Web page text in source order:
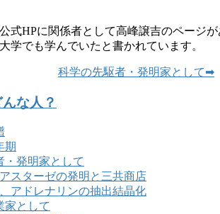
式HPに関係者として高峰譲吉のページ
学でも学んでいたと書かれています。
科学の先駆者・発明家として➡
な人？
期
・発明家として
スターゼの発明と三共商店
アドレナリンの抽出結晶化
家として